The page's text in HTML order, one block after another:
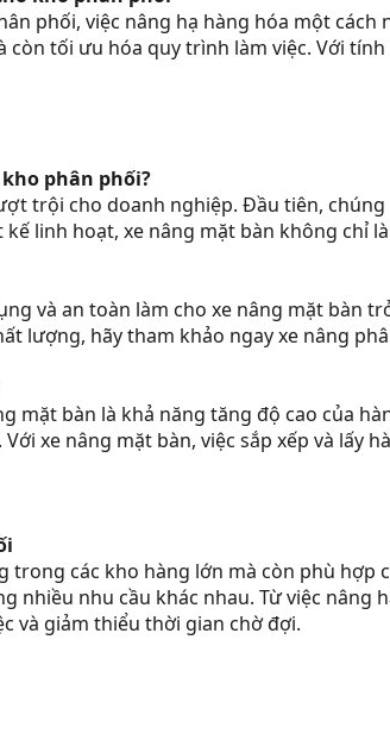
phối, việc nâng hạ hàng hóa một
tối ưu hóa quy trình làm việc. Với
phân phối?
trội cho doanh nghiệp. Đầu tiên,
linh hoạt, xe nâng mặt bàn không chỉ
và an toàn làm cho xe nâng mặt bàn
lượng, hãy tham khảo ngay xe nâng
mặt bàn là khả năng tăng độ cao của
xe nâng mặt bàn, việc sắp xếp và lấy
trong các kho hàng lớn mà còn phù
nhiều nhu cầu khác nhau. Từ việc
và giảm thiểu thời gian chờ đợi.